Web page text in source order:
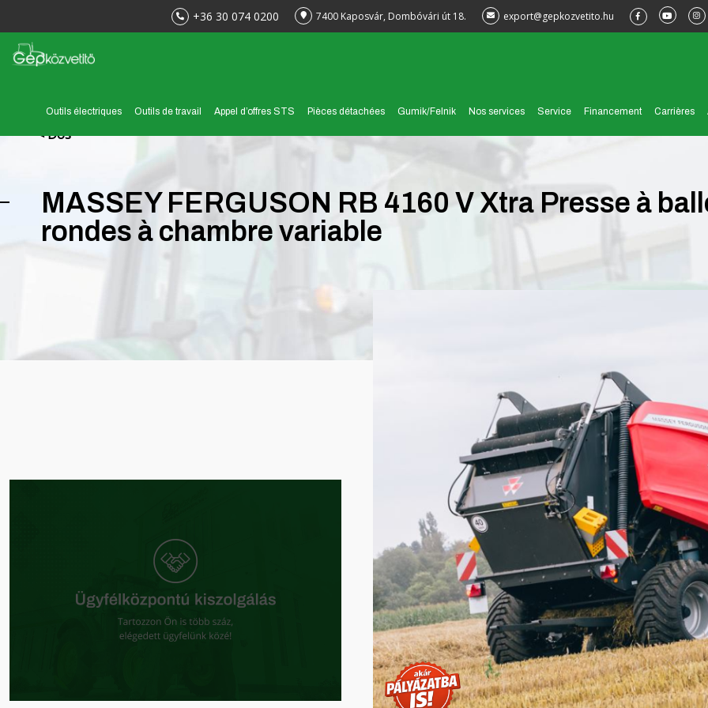
+36 30 074 0200 7400 Kaposvár, Dombóvári út 18. export@gepkozvetito.hu
Outils électriques Outils de travail Appel d’offres STS Pièces détachées Gumik/Felnik Nos services Service Financement Carrières
< Dos
MASSEY FERGUSON RB 4160 V Xtra Presse à
rondes à chambre variable